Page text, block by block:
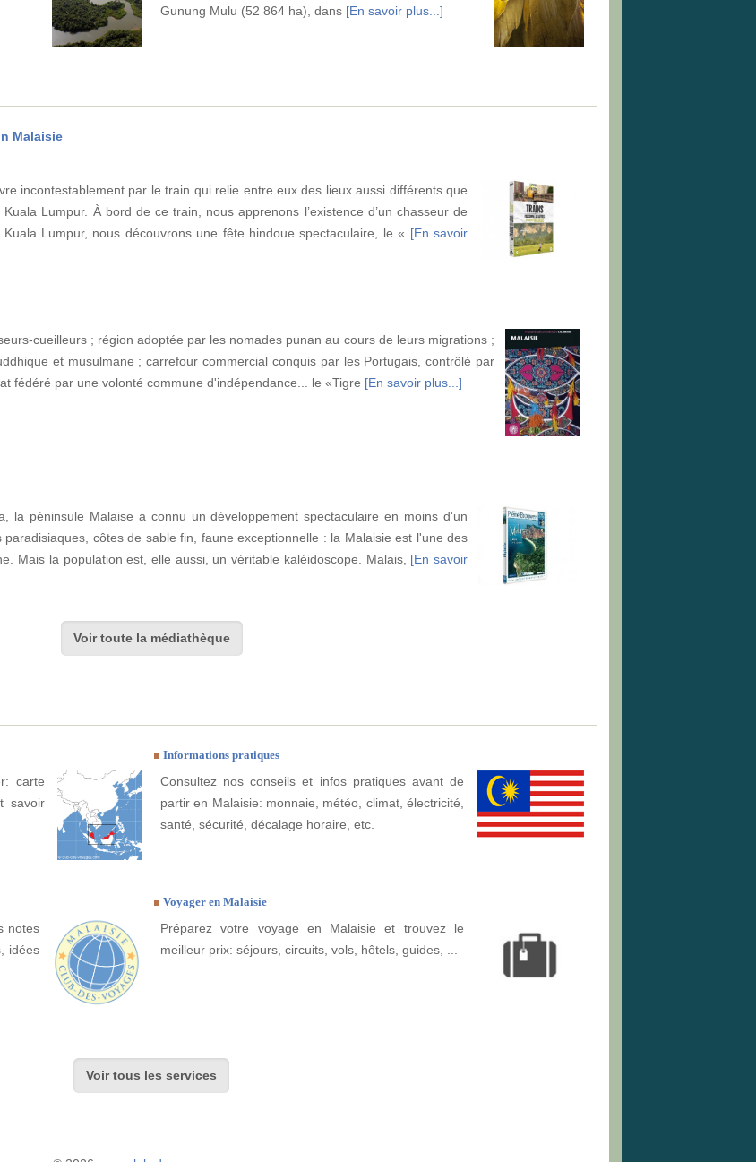
Gunung Mulu (52 864 ha), dans [En savoir plus...]
Malaisie
incontestablement par le train qui relie entre eux des lieux aussi différents que
Lumpur. À bord de ce train, nous apprenons l’existence d’un chasseur de
Lumpur, nous découvrons une fête hindoue spectaculaire, le « [En savoir
cueilleurs ; région adoptée par les nomades punan au cours de leurs migrations ;
et musulmane ; carrefour commercial conquis par les Portugais, contrôlé par
fédéré par une volonté commune d'indépendance... le «Tigre [En savoir plus...]
la péninsule Malaise a connu un développement spectaculaire en moins d'un
côtes de sable fin, faune exceptionnelle : la Malaisie est l'une des
Mais la population est, elle aussi, un véritable kaléidoscope. Malais, [En savoir
Voir toute la médiathèque
carte
savoir
Informations pratiques
Consultez nos conseils et infos pratiques avant de
partir en Malaisie: monnaie, météo, climat, électricité,
santé, sécurité, décalage horaire, etc.
notes
idées
Voyager en Malaisie
Préparez votre voyage en Malaisie et trouvez le
meilleur prix: séjours, circuits, vols, hôtels, guides, ...
Voir tous les services